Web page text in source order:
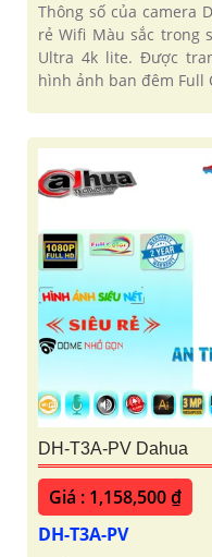
Thông số của camera
rẻ Wifi Màu sắc trong
Ultra 4k lite. Được
hình ảnh ban đêm Full
DH-T3A-PV Dahua
Giá : 1,158,500 ₫
DH-T3A-PV